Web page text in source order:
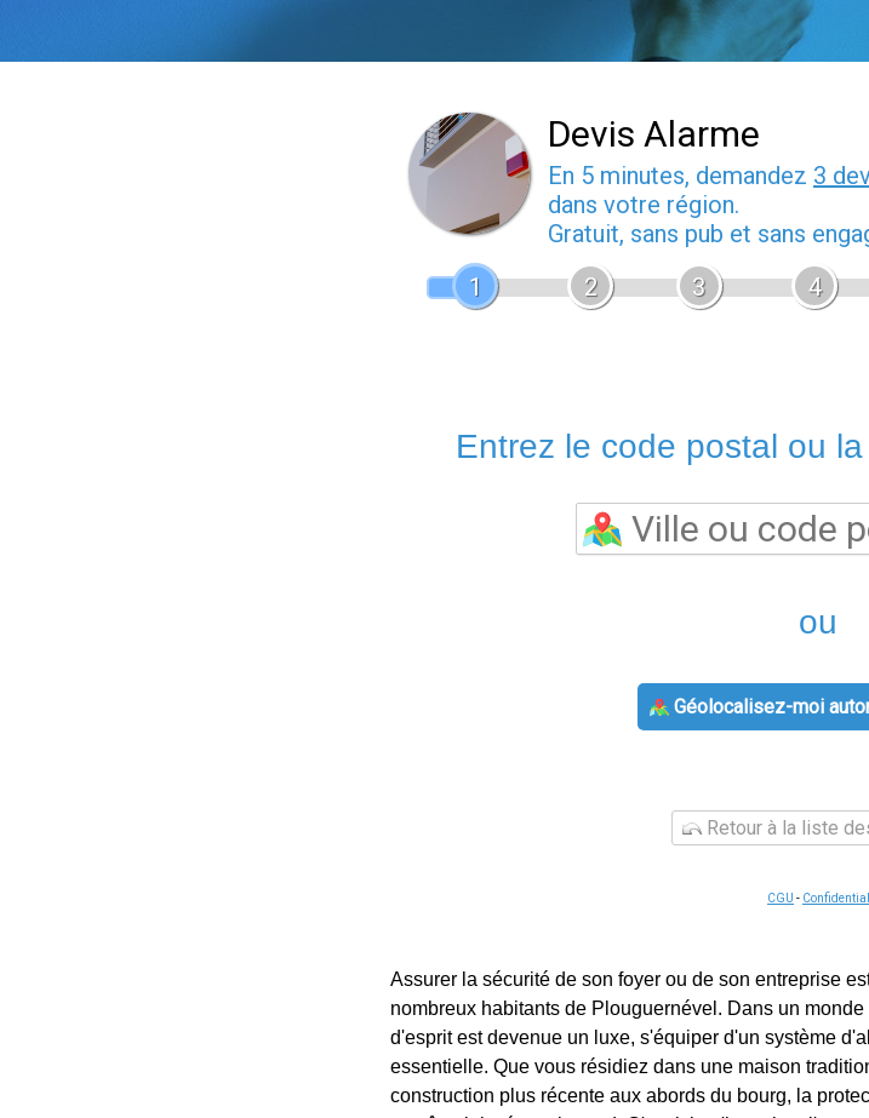
Devis Alarme
En 5 minutes, demandez 3
dans votre région.
Gratuit, sans pub et sans
1
2 3 4
Entrez le code postal ou
ou
Géolocalisez-moi
Retour à la liste
CGU -
Assurer la sécurité de son foyer ou de son entreprise
nombreux habitants de Plouguernével. Dans un
d'esprit est devenue un luxe, s'équiper d'un système
essentielle. Que vous résidiez dans une maison
construction plus récente aux abords du bourg, la